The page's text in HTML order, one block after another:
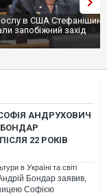
в США
запобіжний захід
АНДРУХОВИЧ
БОНДАР
22 РОКІВ
в Україні та світі
Бондар заявив,
Софією